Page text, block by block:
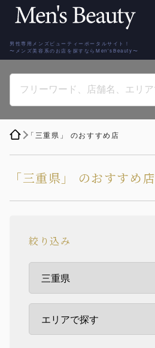
男性専用メンズビューティーポータルサイト！
〜メンズ美容系のお店を探すならMen'sBeauty〜
「三重県」 のおすすめ店
「三重県」 のおすすめ店
絞り込み